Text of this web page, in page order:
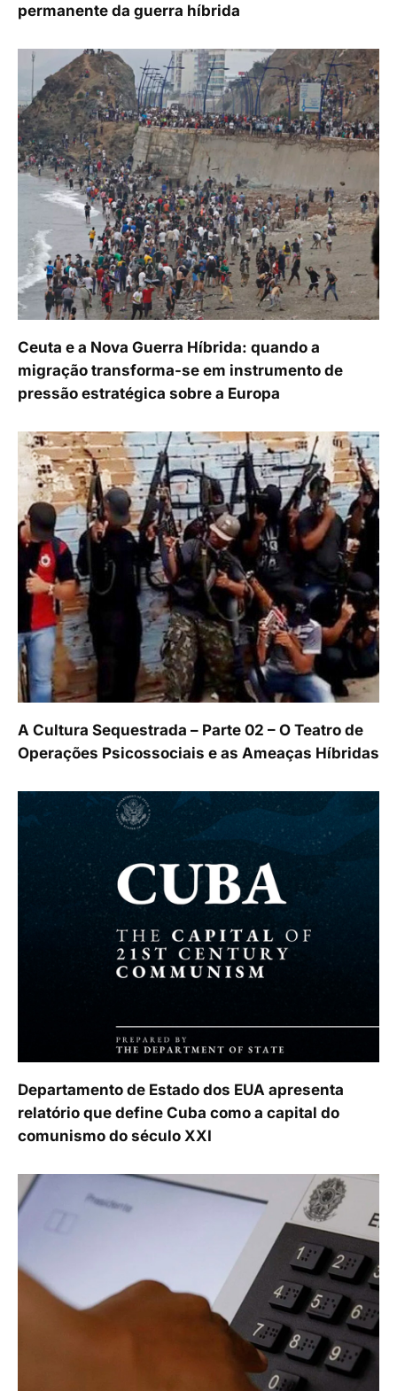
permanente da guerra híbrida
Ceuta e a Nova Guerra Híbrida: quando a
migração transforma-se em instrumento de
pressão estratégica sobre a Europa
A Cultura Sequestrada – Parte 02 – O Teatro de
Operações Psicossociais e as Ameaças Híbridas
Departamento de Estado dos EUA apresenta
relatório que define Cuba como a capital do
comunismo do século XXI